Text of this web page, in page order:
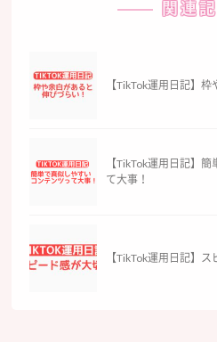
関連
【TikTok運用日記】
【TikTok運用日記】
て大事！
【TikTok運用日記】ス